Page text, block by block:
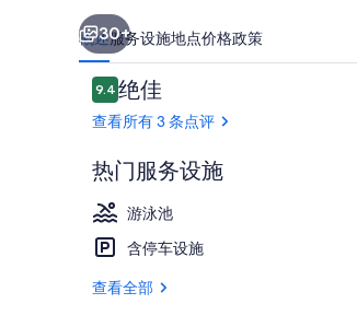
30+
概述服务设施地点价格政策
点
评
9.49.4/10
绝佳
查看所有 3 条点评
热门服务设施
游泳池
含停车设施
查看全部